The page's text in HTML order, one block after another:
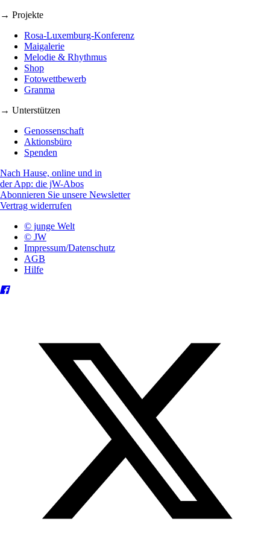
→ Projekte
Rosa-Luxemburg-Konferenz
Maigalerie
Melodie & Rhythmus
Shop
Fotowettbewerb
Granma
→ Unterstützen
Genossenschaft
Aktionsbüro
Spenden
Nach Hause, online und in
der App: die jW-Abos
Abonnieren Sie unsere Newsletter
Vertrag widerrufen
© junge Welt
© JW
Impressum/Datenschutz
AGB
Hilfe